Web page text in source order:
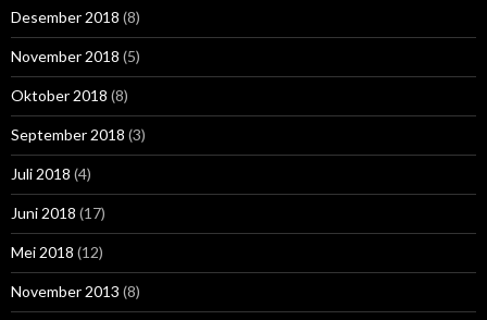
Desember 2018 (8)
November 2018 (5)
Oktober 2018 (8)
September 2018 (3)
Juli 2018 (4)
Juni 2018 (17)
Mei 2018 (12)
November 2013 (8)